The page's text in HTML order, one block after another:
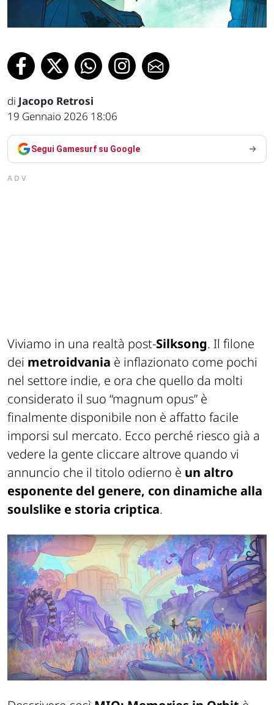
di Jacopo Retrosi
19 Gennaio 2026 18:06
Segui Gamesurf su Google
ADV
Viviamo in una realtà post-Silksong. Il filone
dei metroidvania è inflazionato come pochi
nel settore indie, e ora che quello da molti
considerato il suo “magnum opus” è
finalmente disponibile non è affatto facile
imporsi sul mercato. Ecco perché riesco già a
vedere la gente cliccare altrove quando vi
annuncio che il titolo odierno è un altro
esponente del genere, con dinamiche alla
soulslike e storia criptica.